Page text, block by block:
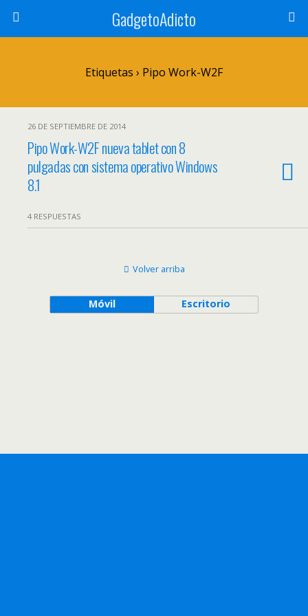
GadgetoAdicto
Etiquetas › Pipo Work-W2F
26 DE SEPTIEMBRE DE 2014
Pipo Work-W2F nueva tablet con 8
pulgadas con sistema operativo Windows
8.1
4 RESPUESTAS
Volver arriba
Móvil Escritorio